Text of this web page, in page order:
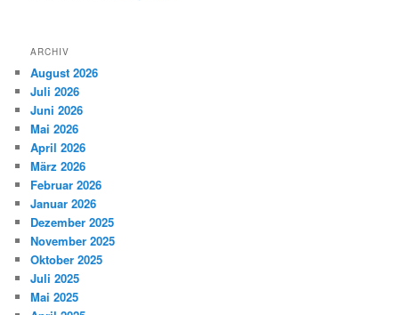
ARCHIV
August 2026
Juli 2026
Juni 2026
Mai 2026
April 2026
März 2026
Februar 2026
Januar 2026
Dezember 2025
November 2025
Oktober 2025
Juli 2025
Mai 2025